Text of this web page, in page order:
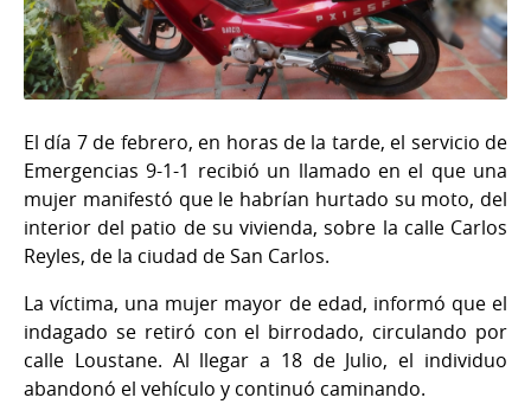
El día 7 de febrero, en horas de la tarde, el servicio de
Emergencias 9-1-1 recibió un llamado en el que una
mujer manifestó que le habrían hurtado su moto, del
interior del patio de su vivienda, sobre la calle Carlos
Reyles, de la ciudad de San Carlos.
La víctima, una mujer mayor de edad, informó que el
indagado se retiró con el birrodado, circulando por
calle Loustane. Al llegar a 18 de Julio, el individuo
abandonó el vehículo y continuó caminando.